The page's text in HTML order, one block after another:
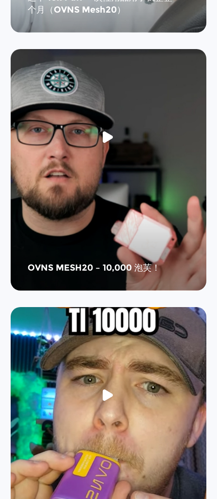
个月（OVNS Mesh20）
OVNS MESH20 – 10,000 泡芙！